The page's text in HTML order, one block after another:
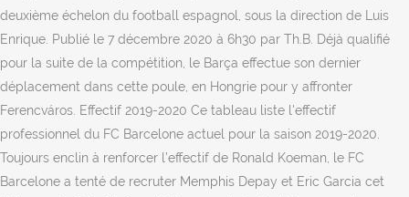
deuxième échelon du football espagnol, sous la direction de Luis
Enrique. Publié le 7 décembre 2020 à 6h30 par Th.B. Déjà qualifié
pour la suite de la compétition, le Barça effectue son dernier
déplacement dans cette poule, en Hongrie pour y affronter
Ferencváros. Effectif 2019-2020 Ce tableau liste l'effectif
professionnel du FC Barcelone actuel pour la saison 2019-2020.
Toujours enclin à renforcer l’effectif de Ronald Koeman, le FC
Barcelone a tenté de recruter Memphis Depay et Eric Garcia cet